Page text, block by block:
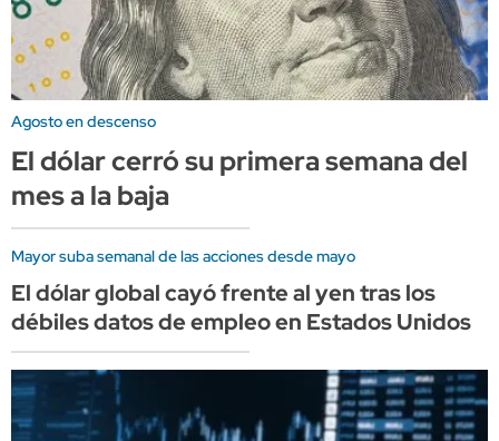
Agosto en descenso
El dólar cerró su primera semana del
mes a la baja
Mayor suba semanal de las acciones desde mayo
El dólar global cayó frente al yen tras los
débiles datos de empleo en Estados Unidos